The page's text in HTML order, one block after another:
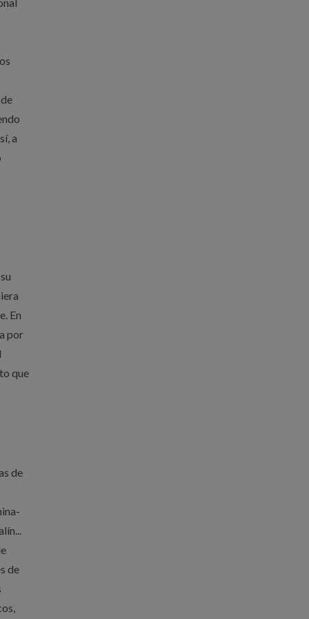
a
En
por
que
de
de